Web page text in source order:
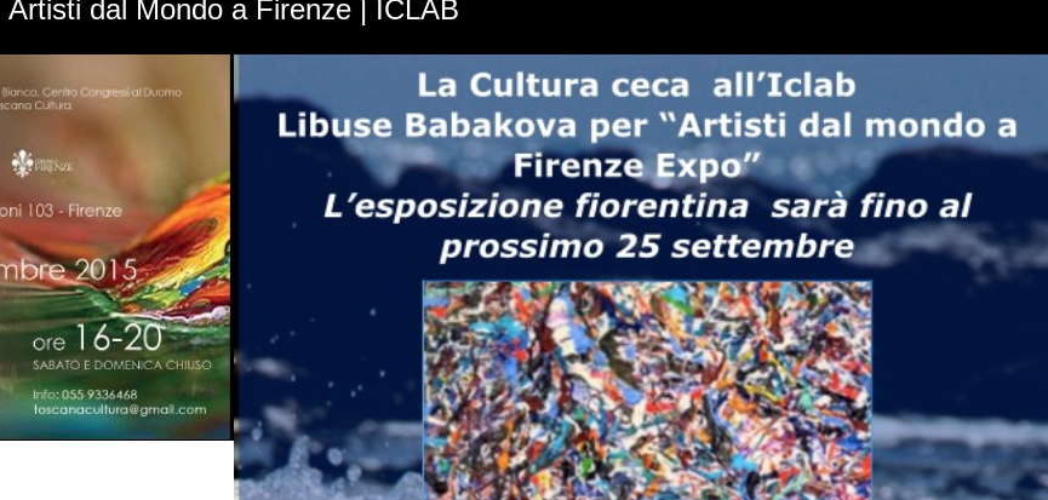
Artisti dal Mondo a Firenze | ICLAB